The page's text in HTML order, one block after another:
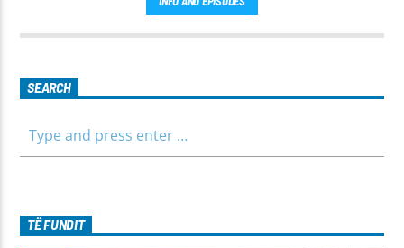
para të ditës me përmbajtje të larmishme dhe të dobishme
për të gjithë familjen.
SEARCH
TË FUNDIT